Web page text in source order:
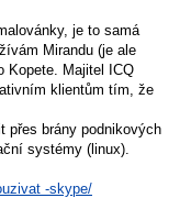
je to samá
Mirandu (je ale
Kopete. Majitel ICQ
klientům tím, že
přes brány podnikových
systémy (linux).
-skype/